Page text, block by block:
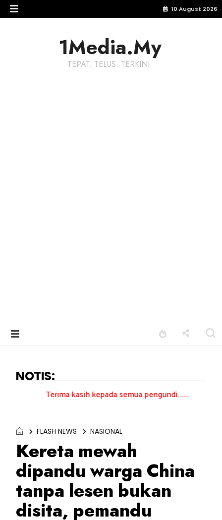
10 August 2026
1Media.My
TEPAT. TELUS. TERKINI.
NOTIS:
kasih kepada semua pengundi.......
FLASH NEWS NASIONAL
Kereta mewah
dipandu warga China
tanpa lesen bukan
disita, pemandu